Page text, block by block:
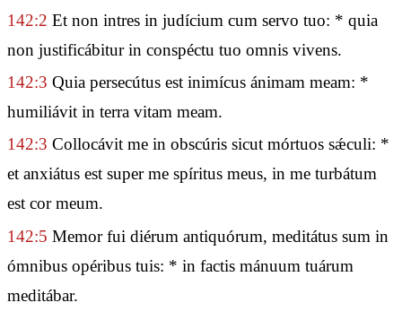
142:2 Et non intres in judícium cum servo tuo: * quia
non justificábitur in conspéctu tuo omnis vivens.
142:3 Quia persecútus est inimícus ánimam meam: *
humiliávit in terra vitam meam.
142:3 Collocávit me in obscúris sicut mórtuos sǽculi: *
et anxiátus est super me spíritus meus, in me turbátum
est cor meum.
142:5 Memor fui diérum antiquórum, meditátus sum in
ómnibus opéribus tuis: * in factis mánuum tuárum
meditábar.